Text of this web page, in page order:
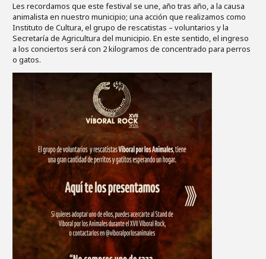
Les recordamos que este festival se une, año tras año, a la causa
animalista en nuestro municipio; una acción que realizamos como
Instituto de Cultura, el grupo de rescatistas – voluntarios y la
Secretaría de Agricultura del municipio. En este sentido, el ingreso
a los conciertos será con 2 kilogramos de concentrado para perros
o gatos.